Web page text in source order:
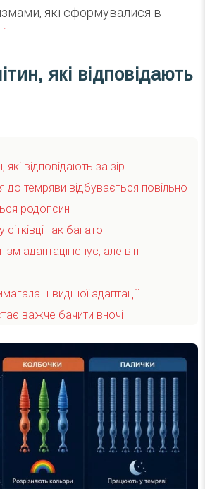
які сформувалися в
1
які відповідають
які відповідають за зір
до темряви відбувається повільно
родопсин
так багато
адаптації існує, але він
швидшої адаптації
важче бачити вночі